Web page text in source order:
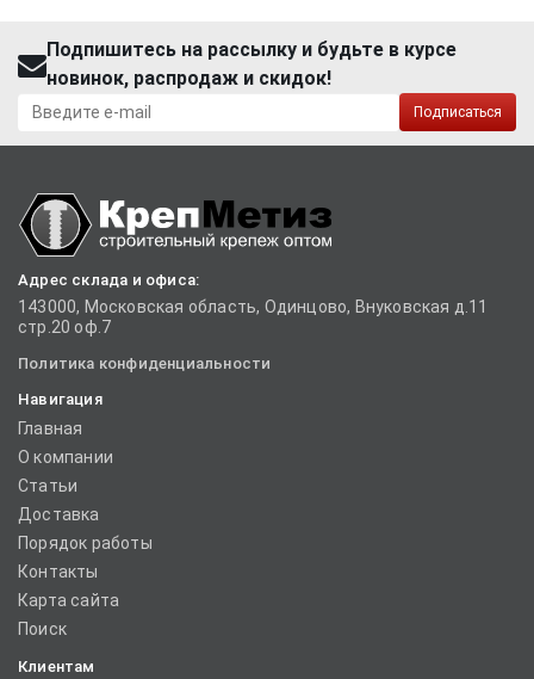
Подпишитесь на рассылку и будьте в курсе
новинок, распродаж и скидок!
Подписаться
Адрес склада и офиса:
143000, Московская область, Одинцово, Внуковская д.11
стр.20 оф.7
Политика конфиденциальности
Навигация
Главная
О компании
Статьи
Доставка
Порядок работы
Контакты
Карта сайта
Поиск
Клиентам